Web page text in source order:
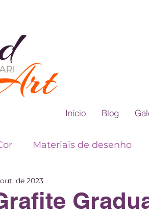
Início Blog
Materiais de desenho
Teoria das Cores
de 2023